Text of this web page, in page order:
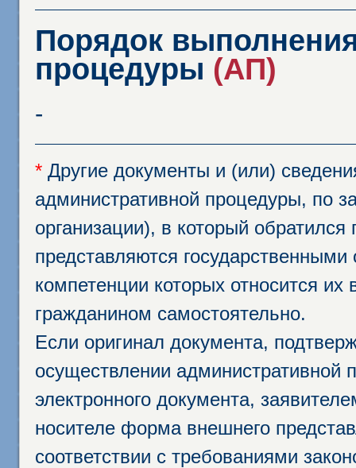
Порядок
процедуры (АП)
-
* Другие документы и (или)
административной процедуры, по
организации), в который
представляются
компетенции которых относится
гражданином самостоятельно.
Если оригинал документа,
осуществлении административной
электронного документа,
носителе форма внешнего
соответствии с требованиями